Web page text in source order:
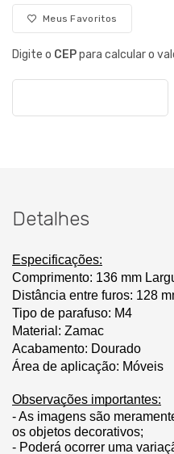
Meus Favoritos
Digite o CEPpara calcular o
Detalhes
Especificações:
Comprimento: 136 mm
Distância entre furos: 128
Tipo de parafuso: M4
Material: Zamac
Acabamento: Dourado
Área de aplicação: Móveis
Observações importantes:
- As imagens são
os objetos decorativos;
- Poderá ocorrer uma